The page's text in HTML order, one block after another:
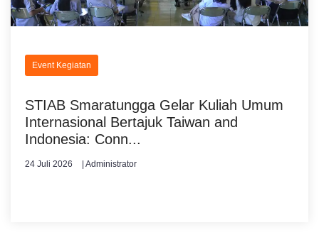
Event Kegiatan
STIAB Smaratungga Gelar Kuliah Umum
Internasional Bertajuk Taiwan and
Indonesia: Conn...
24 Juli 2026 | Administrator